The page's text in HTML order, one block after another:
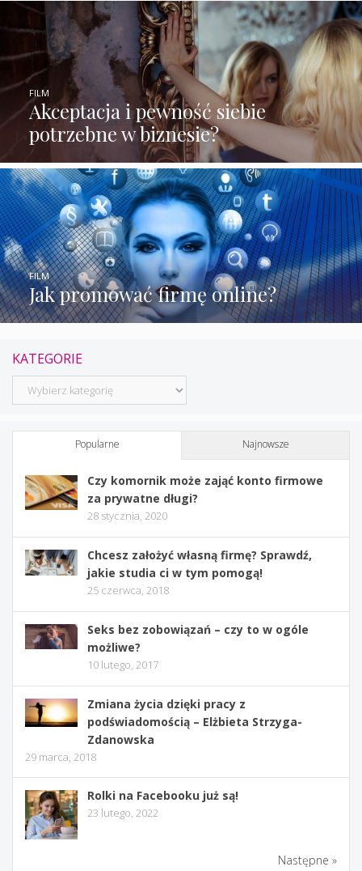
Akceptacja i pewność siebie
potrzebne w biznesie?
FILM
Jak promować firmę online?
FILM
KATEGORIE
Kategorie
Popularne Najnowsze
Czy komornik może zająć konto firmowe
za prywatne długi?
28 stycznia, 2020
Chcesz założyć własną firmę? Sprawdź,
jakie studia ci w tym pomogą!
25 czerwca, 2018
Seks bez zobowiązań – czy to w ogóle
możliwe?
10 lutego, 2017
Zmiana życia dzięki pracy z
podświadomością – Elżbieta Strzyga-
Zdanowska
29 marca, 2018
Rolki na Facebooku już są!
23 lutego, 2022
Następne »